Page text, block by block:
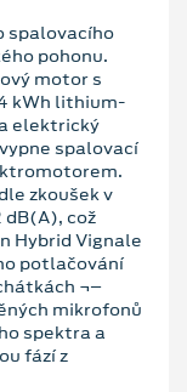
spalovacího
pohonu.
motor s
kWh lithium-
elektrický
spalovací
zkoušek v
což
Hybrid Vignale
potlačování
¬–
mikrofonů
spektra a
fází z